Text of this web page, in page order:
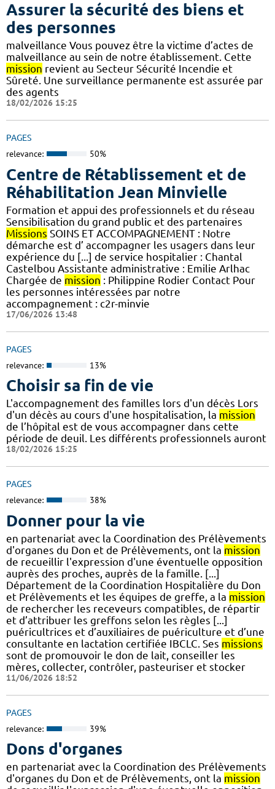
Assurer la sécurité des biens et
des personnes
malveillance Vous pouvez être la victime d’actes de
malveillance au sein de notre établissement. Cette
mission revient au Secteur Sécurité Incendie et
Sûreté. Une surveillance permanente est assurée par
des agents
18/02/2026 15:25
PAGES
relevance: 50%
Centre de Rétablissement et de
Réhabilitation Jean Minvielle
Formation et appui des professionnels et du réseau
Sensibilisation du grand public et des partenaires
Missions SOINS ET ACCOMPAGNEMENT : Notre
démarche est d’ accompagner les usagers dans leur
expérience du [...] de service hospitalier : Chantal
Castelbou Assistante administrative : Emilie Arlhac
Chargée de mission : Philippine Rodier Contact Pour
les personnes intéressées par notre
accompagnement : c2r-minvie
17/06/2026 13:48
PAGES
relevance: 13%
Choisir sa fin de vie
L'accompagnement des familles lors d'un décès Lors
d'un décès au cours d'une hospitalisation, la mission
de l’hôpital est de vous accompagner dans cette
période de deuil. Les différents professionnels auront
18/02/2026 15:25
PAGES
relevance: 38%
Donner pour la vie
en partenariat avec la Coordination des Prélèvements
d'organes du Don et de Prélèvements, ont la mission
de recueillir l'expression d'une éventuelle opposition
auprès des proches, auprès de la famille. [...]
Département de la Coordination Hospitalière du Don
et Prélèvements et les équipes de greffe, a la mission
de rechercher les receveurs compatibles, de répartir
et d’attribuer les greffons selon les règles [...]
puéricultrices et d’auxiliaires de puériculture et d’une
consultante en lactation certifiée IBCLC. Ses missions
sont de promouvoir le don de lait, conseiller les
mères, collecter, contrôler, pasteuriser et stocker
11/06/2026 18:52
PAGES
relevance: 39%
Dons d'organes
en partenariat avec la Coordination des Prélèvements
d'organes du Don et de Prélèvements, ont la mission